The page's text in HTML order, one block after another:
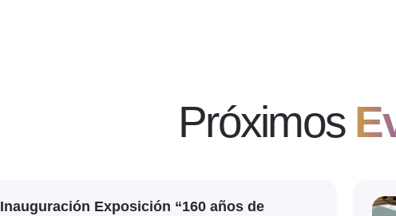
Próximos
Inauguración Exposición “160 años de
Ver